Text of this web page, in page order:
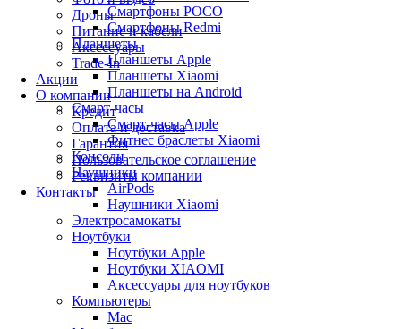
Дроны
Питание и кабели
Аксессуары
Trade-In
Акции
О компании
Кредит
Оплата и доставка
Гарантия
Пользовательское соглашение
Реквизиты компании
Контакты
Смартфоны POCO
Смартфоны Redmi
Планшеты
Планшеты Apple
Планшеты Xiaomi
Планшеты на Android
Смарт-часы
Смарт-часы Apple
Фитнес браслеты Xiaomi
Консоли
Наушники
AirPods
Наушники Xiaomi
Электросамокаты
Ноутбуки
Ноутбуки Apple
Ноутбуки XIAOMI
Аксессуары для ноутбуков
Компьютеры
Mac